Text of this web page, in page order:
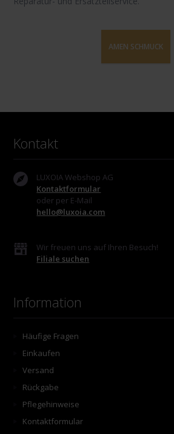
AMEN SCHMUCK
Kontakt
LUXOIA Webshop AG
Kontaktformular
oder per E-Mail
hello@luxoia.com
Wir freuen uns auf Ihren Besuch!
Filiale suchen
Information
Häufige Fragen
Einkaufen
Versand
Rückgabe
Pflegehinweise
Kontaktformular